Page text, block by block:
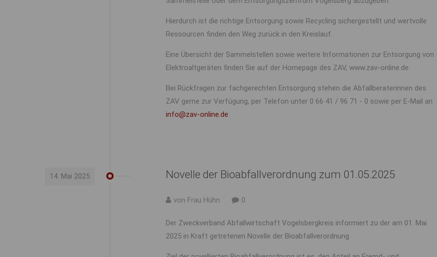
Hierdurch ist die richtige Entsorgung sowie Recycling sichergestellt und wertvolle
Ressourcen finden den Weg zurück in den Kreislauf.
Eine Übersicht der Sammelstellen sowie weitere Informationen zur Entsorgung von
Elektroaltgeräten finden Sie auf der Homepage des ZAV, www.zav-online.de.
Bei Rückfragen zur fachgerechten Entsorgung stehen die Abfallberaterinnen des
ZAV gerne zur Verfügung, per Telefon unter 0 66 41 / 96 71 - 0 sowie per E-Mail an
info@zav-online.de.
14. Mai 2025 Novelle der Bioabfallverordnung zum 01.05.2025
von Frau Hühn 0
Der Zweckverband Abfallwirtschaft Vogelsbergkreis informiert zu der am 01. Mai
2025 in Kraft getretenen Novelle der Bioabfallverordnung